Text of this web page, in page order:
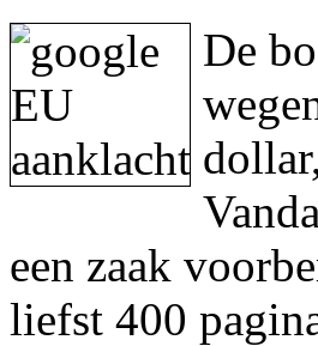
De
een zaak
liefst 400